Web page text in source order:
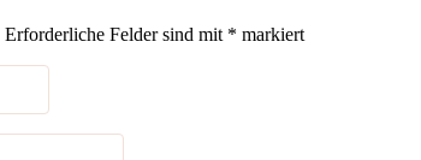
Erforderliche Felder sind mit * markiert